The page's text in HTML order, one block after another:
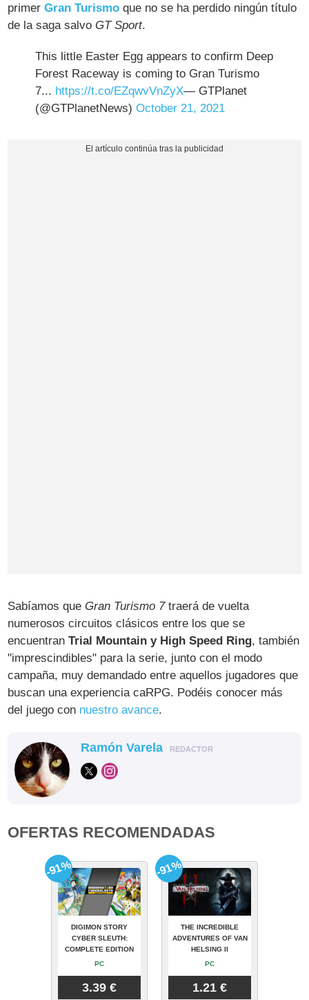
primerGran Turismo que no se ha perdido ningún título
de la saga salvoGT Sport.
This little Easter Egg appears to confirm Deep
Forest Raceway is coming to Gran Turismo
7... https://t.co/EZqwvVnZyX— GTPlanet
(@GTPlanetNews)October 21, 2021
Sabíamos queGran Turismo 7traerá de vuelta
numerosos circuitos clásicos entre los que se
encuentran Trial Mountain y High Speed Ring, también
"imprescindibles" para la serie, junto con el modo
campaña, muy demandado entre aquellos jugadores que
buscan una experiencia caRPG. Podéis conocer más
del juego con nuestro avance.
Ramón Varela REDACTOR
OFERTAS RECOMENDADAS
DIGIMON STORY
CYBER SLEUTH:
COMPLETE EDITION
PC
3.39 €
-91%
THE INCREDIBLE
ADVENTURES OF VAN
HELSING II
PC
1.21 €
-91%